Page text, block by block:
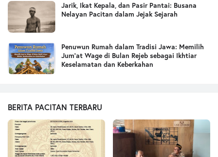
Jarik, Ikat Kepala, dan Pasir Pantai: Busana
Nelayan Pacitan dalam Jejak Sejarah
Penuwun Rumah dalam Tradisi Jawa: Memilih
Jum’at Wage di Bulan Rejeb sebagai Ikhtiar
Keselamatan dan Keberkahan
BERITA PACITAN TERBARU